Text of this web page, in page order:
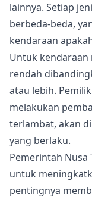
lainnya. Setiap
berbeda-beda,
kendaraan
Untuk kendaraan
rendah
atau lebih.
melakukan
terlambat, akan
yang berlaku.
Pemerintah
untuk
pentingnya